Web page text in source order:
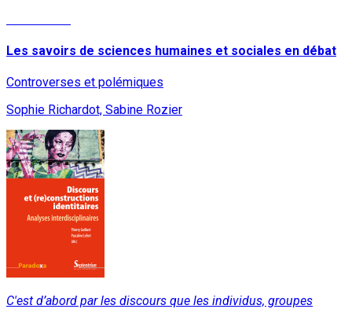
Les savoirs de sciences humaines et sociales en débat
Controverses et polémiques
Sophie Richardot, Sabine Rozier
C'est d’abord par les discours que les individus, groupes